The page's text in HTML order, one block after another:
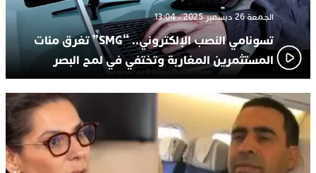
الجمعة 26 ديسمبر 2025 - 13:04
تسونامي النصب الإلكتروني.. “SMG” تغرق مئات
المستثمرين المغاربة وتختفي في لمح البصر